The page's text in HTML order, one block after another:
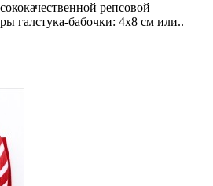
репсовой
галстука-бабочки: 4х8 см или..